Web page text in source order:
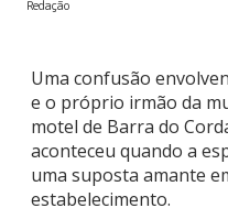
Redação
Uma confusão
e o próprio irmão da
motel de Barra do
aconteceu quando a
uma suposta amante
estabelecimento.